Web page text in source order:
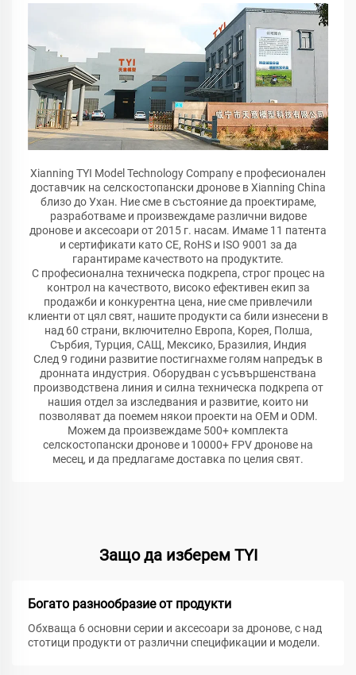
Xianning TYI Model Technology Company е професионален
доставчик на селскостопански дронове в Xianning China
близо до Ухан. Ние сме в състояние да проектираме,
разработваме и произвеждаме различни видове
дронове и аксесоари от 2015 г. насам. Имаме 11 патента
и сертификати като CE, RoHS и ISO 9001 за да
гарантираме качеството на продуктите.
С професионална техническа подкрепа, строг процес на
контрол на качеството, високо ефективен екип за
продажби и конкурентна цена, ние сме привлечили
клиенти от цял свят, нашите продукти са били изнесени в
над 60 страни, включително Европа, Корея, Полша,
Сърбия, Турция, САЩ, Мексико, Бразилия, Индия
След 9 години развитие постигнахме голям напредък в
дронната индустрия. Оборудван с усъвършенствана
производствена линия и силна техническа подкрепа от
нашия отдел за изследвания и развитие, които ни
позволяват да поемем някои проекти на OEM и ODM.
Можем да произвеждаме 500+ комплекта
селскостопански дронове и 10000+ FPV дронове на
месец, и да предлагаме доставка по целия свят.
Защо да изберем TYI
Богато разнообразие от продукти
Обхваща 6 основни серии и аксесоари за дронове, с над
стотици продукти от различни спецификации и модели.